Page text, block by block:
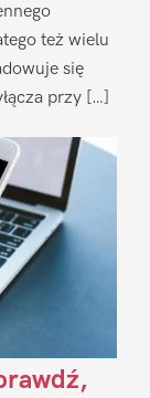
też wielu
się
przy […]